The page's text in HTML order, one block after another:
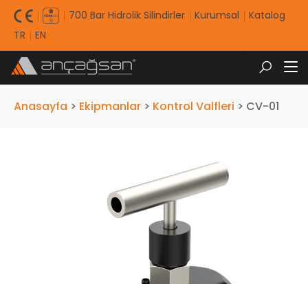
700 Bar Hidrolik Silindirler Kurumsal
Katalog
TR
EN
Anasayfa > Ekipmanlar > Kontrol Valfleri > CV-01